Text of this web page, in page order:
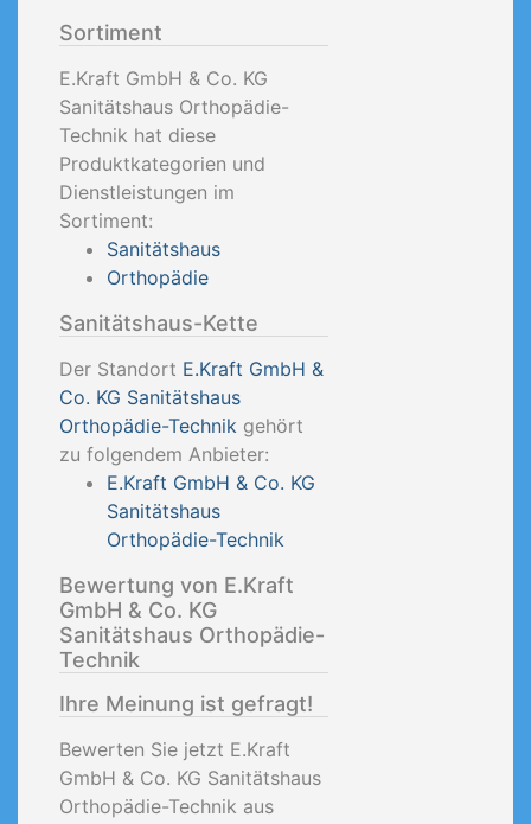
Sortiment
E.Kraft GmbH & Co. KG
Sanitätshaus Orthopädie-
Technik hat diese
Produktkategorien und
Dienstleistungen im
Sortiment:
Sanitätshaus
Orthopädie
Sanitätshaus-Kette
Der Standort E.Kraft GmbH &
Co. KG Sanitätshaus
Orthopädie-Technik gehört
zu folgendem Anbieter:
E.Kraft GmbH & Co. KG
Sanitätshaus
Orthopädie-Technik
Bewertung von E.Kraft
GmbH & Co. KG
Sanitätshaus Orthopädie-
Technik
Ihre Meinung ist gefragt!
Bewerten Sie jetzt E.Kraft
GmbH & Co. KG Sanitätshaus
Orthopädie-Technik aus